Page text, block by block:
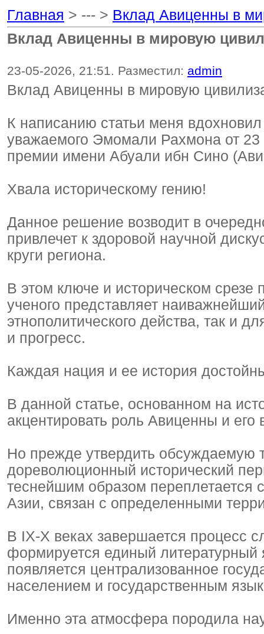
Главная > --- > Вклад Авиценны в
Вклад Авиценны в мировую
23-05-2026, 21:51. Разместил: admin
Вклад Авиценны в мировую
К написанию статьи меня
уважаемого Эмомали Рахмона от
премии имени Абуали ибн Сино
Хвала историческому гению!
Данное решение возводит в
привлечет к здоровой научной
круги региона.
В этом ключе и историческом срезе
ученого представляет
этнополитического действа, так и
и прогресс.
Каждая нация и ее история
В данной статье, основанном на
акцентировать роль Авиценны и
Но прежде утвердить обсуждаемую
дореволюционный исторический
теснейшим образом переплетается
Азии, связан с определенными
В IX-X веках завершается процесс
формируется единый литературный
появляется централизованное
населением и государственным
Именно эта атмосфера породила